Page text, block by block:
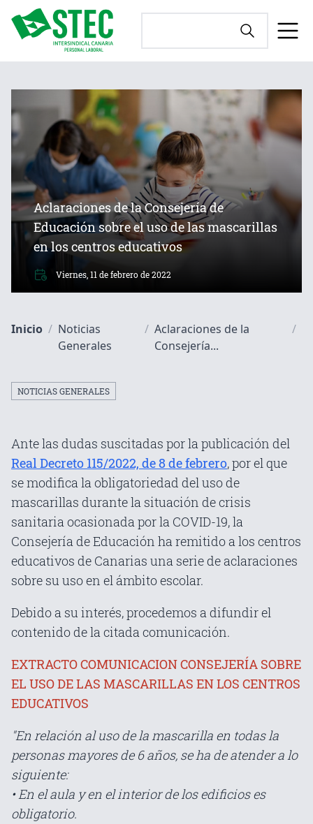
Aclaraciones de la Consejería de
Educación sobre el uso de las mascarillas
en los centros educativos
Viernes, 11 de febrero de 2022
Inicio / Noticias
Generales
/ Aclaraciones de la
Consejería...
/
NOTICIAS GENERALES
Ante las dudas suscitadas por la publicación del
Real Decreto 115/2022, de 8 de febrero, por el que
se modifica la obligatoriedad del uso de
mascarillas durante la situación de crisis
sanitaria ocasionada por la COVID-19, la
Consejería de Educación ha remitido a los centros
educativos de Canarias una serie de aclaraciones
sobre su uso en el ámbito escolar.
Debido a su interés, procedemos a difundir el
contenido de la citada comunicación.
EXTRACTO COMUNICACION CONSEJERÍA SOBRE
EL USO DE LAS MASCARILLAS EN LOS CENTROS
EDUCATIVOS
"En relación al uso de la mascarilla en todas la
personas mayores de 6 años, se ha de atender a lo
siguiente:
• En el aula y en el interior de los edificios es
obligatorio.